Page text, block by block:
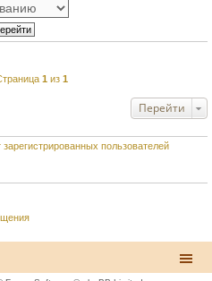
1 из 1
Перейти
пользователей